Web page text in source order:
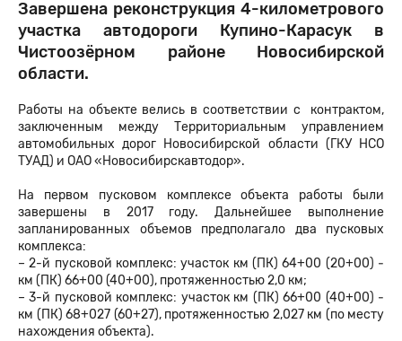
Завершена реконструкция 4-километрового
участка автодороги Купино-Карасук в
Чистоозёрном районе Новосибирской
области.
Работы на объекте велись в соответствии с контрактом,
заключенным между Территориальным управлением
автомобильных дорог Новосибирской области (ГКУ НСО
ТУАД) и ОАО «Новосибирскавтодор».
На первом пусковом комплексе объекта работы были
завершены в 2017 году. Дальнейшее выполнение
запланированных объемов предполагало два пусковых
комплекса:
– 2-й пусковой комплекс: участок км (ПК) 64+00 (20+00) ‒
км (ПК) 66+00 (40+00), протяженностью 2,0 км;
– 3-й пусковой комплекс: участок км (ПК) 66+00 (40+00) ‒
км (ПК) 68+027 (60+27), протяженностью 2,027 км (по месту
нахождения объекта).